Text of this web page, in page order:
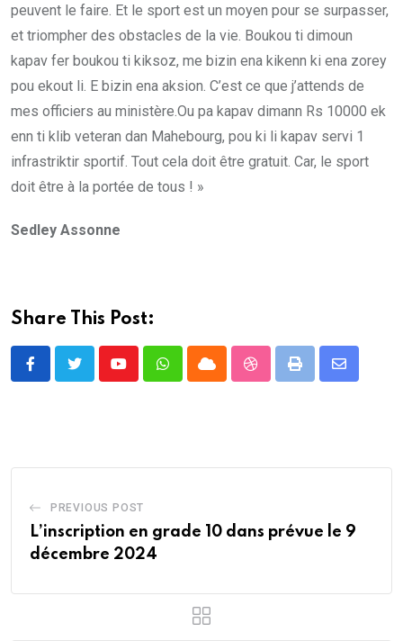
peuvent le faire. Et le sport est un moyen pour se surpasser,
et triompher des obstacles de la vie. Boukou ti dimoun
kapav fer boukou ti kiksoz, me bizin ena kikenn ki ena zorey
pou ekout li. E bizin ena aksion. C’est ce que j’attends de
mes officiers au ministère.Ou pa kapav dimann Rs 10000 ek
enn ti klib veteran dan Mahebourg, pou ki li kapav servi 1
infrastriktir sportif. Tout cela doit être gratuit. Car, le sport
doit être à la portée de tous ! »
Sedley Assonne
Share This Post:
YoutubeWhatsappCloud StumbleUpon
Print
Share
PREVIOUS POST
L’inscription en grade 10 dans prévue le 9
décembre 2024